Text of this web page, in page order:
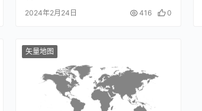
2024年2月24日 416 0
矢量地图